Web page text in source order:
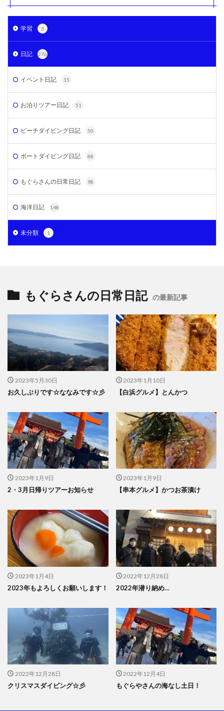
学習 3
日記 276
イベント日記 15
お泊りツアー日記 51
ビーチダイビング日記 50
ボートダイビング日記 88
もぐらさんの日常日記 98
海洋日記 148
未分類 1
もぐらさんの日常日記 の最新記事
2023年5月30日
お久しぶりです☆ななみです☆彡
2023年1月10日
【白浜グルメ】とんかつ
2023年1月9日
2・3月日帰りツアーお知らせ
2023年1月9日
【串本グルメ】かつお茶漬け
2023年1月4日
2023年もよろしくお願いします！
2022年12月28日
2022年潜り納め…
2022年12月28日
クリスマスダイビング☆彡
2022年12月4日
もぐらやさんの海なし土日！